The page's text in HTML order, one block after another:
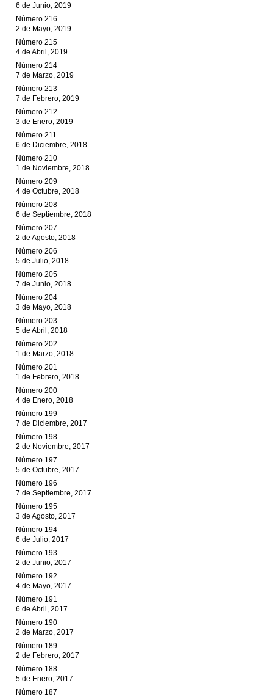
6 de Junio, 2019
Número 216
2 de Mayo, 2019
Número 215
4 de Abril, 2019
Número 214
7 de Marzo, 2019
Número 213
7 de Febrero, 2019
Número 212
3 de Enero, 2019
Número 211
6 de Diciembre, 2018
Número 210
1 de Noviembre, 2018
Número 209
4 de Octubre, 2018
Número 208
6 de Septiembre, 2018
Número 207
2 de Agosto, 2018
Número 206
5 de Julio, 2018
Número 205
7 de Junio, 2018
Número 204
3 de Mayo, 2018
Número 203
5 de Abril, 2018
Número 202
1 de Marzo, 2018
Número 201
1 de Febrero, 2018
Número 200
4 de Enero, 2018
Número 199
7 de Diciembre, 2017
Número 198
2 de Noviembre, 2017
Número 197
5 de Octubre, 2017
Número 196
7 de Septiembre, 2017
Número 195
3 de Agosto, 2017
Número 194
6 de Julio, 2017
Número 193
2 de Junio, 2017
Número 192
4 de Mayo, 2017
Número 191
6 de Abril, 2017
Número 190
2 de Marzo, 2017
Número 189
2 de Febrero, 2017
Número 188
5 de Enero, 2017
Número 187